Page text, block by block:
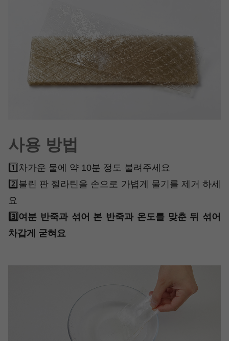
사용 방법
1️⃣차가운 물에 약 10분 정도 불려주세요
2️⃣불린 판 젤라틴을 손으로 가볍게 물기를 제거 하세
요
3️⃣여분 반죽과 섞어 본 반죽과 온도를 맞춘 뒤 섞어
차갑게 굳혀요